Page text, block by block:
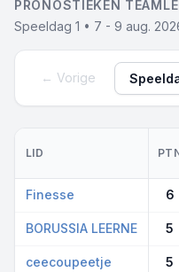
PRONOSTIEKEN
Speeldag 1 • 7 - 9 aug.
← Vorige
LID
Finesse 6
BORUSSIA LEERNE 5
ceecoupeetje 5